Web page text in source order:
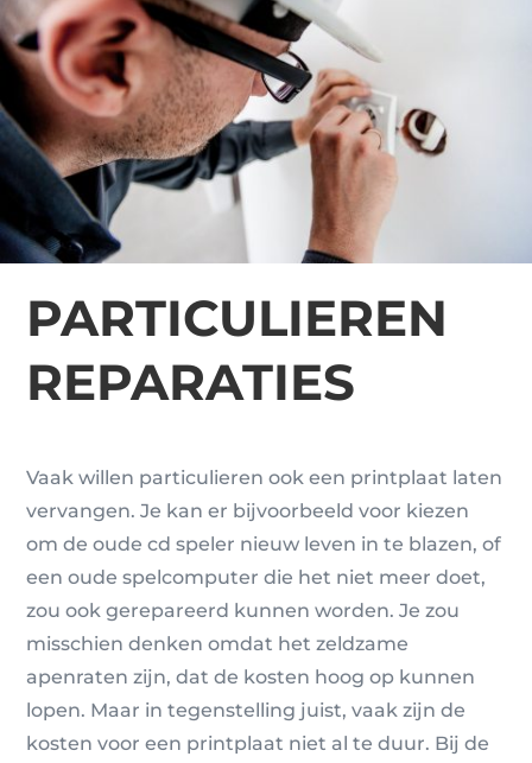
PARTICULIEREN
REPARATIES
Vaak willen particulieren ook een printplaat laten
vervangen. Je kan er bijvoorbeeld voor kiezen
om de oude cd speler nieuw leven in te blazen, of
een oude spelcomputer die het niet meer doet,
zou ook gerepareerd kunnen worden. Je zou
misschien denken omdat het zeldzame
apenraten zijn, dat de kosten hoog op kunnen
lopen. Maar in tegenstelling juist, vaak zijn de
kosten voor een printplaat niet al te duur. Bij de